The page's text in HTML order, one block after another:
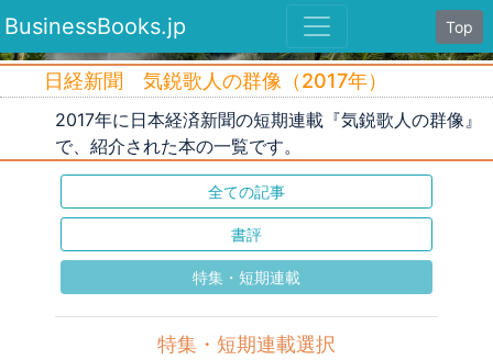
BusinessBooks.jp Top
日経新聞 気鋭歌人の群像（2017年）
2017年に日本経済新聞の短期連載『気鋭歌人の群像』
で、紹介された本の一覧です。
全ての記事
書評
特集・短期連載
特集・短期連載選択